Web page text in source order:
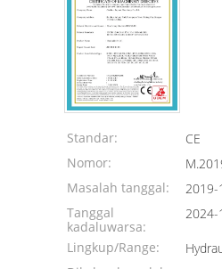
Standar:
CE
Nomor:
Masalah tanggal:
2019-
Tanggal
kadaluwarsa:
2024-
Lingkup/Range: